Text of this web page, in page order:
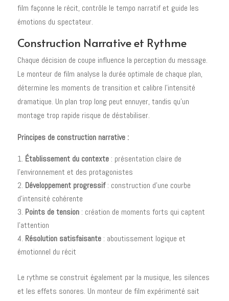
film façonne le récit, contrôle le tempo narratif et guide les
émotions du spectateur.
Construction Narrative et Rythme
Chaque décision de coupe influence la perception du message.
Le monteur de film analyse la durée optimale de chaque plan,
détermine les moments de transition et calibre l'intensité
dramatique. Un plan trop long peut ennuyer, tandis qu'un
montage trop rapide risque de déstabiliser.
Principes de construction narrative :
Établissement du contexte: présentation claire de
l'environnement et des protagonistes
Développement progressif: construction d'une courbe
d'intensité cohérente
Points de tension: création de moments forts qui captent
l'attention
Résolution satisfaisante: aboutissement logique et
émotionnel du récit
Le rythme se construit également par la musique, les silences
et les effets sonores. Un monteur de film expérimenté sait